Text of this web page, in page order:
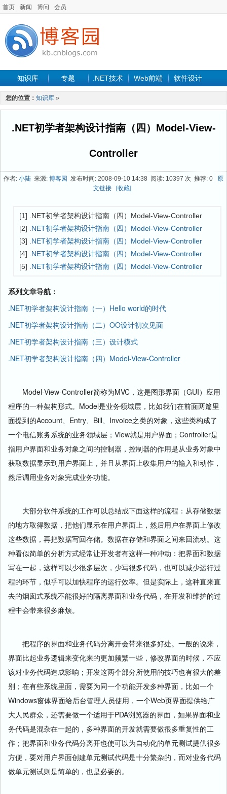
首页 新闻 博问 会员
知识库 专题 .NET技术 Web前端 软件设计
手机开发
最新文章
您的位置： 知识库 »
.NET初学者架构设计指南（四）Model-View-
Controller
作者: 小陆 来源: 博客园 发布时间: 2008-09-10 14:38 阅读: 10397 次 推荐: 0 原
文链接
[收藏]
[1] .NET初学者架构设计指南（四）Model-View-Controller
[2]
.NET初学者架构设计指南（四）Model-View-Controller
[3]
.NET初学者架构设计指南（四）Model-View-Controller
[4]
.NET初学者架构设计指南（四）Model-View-Controller
[5]
.NET初学者架构设计指南（四）Model-View-Controller
系列文章导航：
.NET初学者架构设计指南（一）Hello world的时代
.NET初学者架构设计指南（二）OO设计初次见面
.NET初学者架构设计指南（三）设计模式
.NET初学者架构设计指南（四）Model-View-Controller
Model-View-Controller简称为MVC，这是图形界面（GUI）应用
程序的一种架构形式。Model是业务领域层，比如我们在前面两篇里
面提到的Account、Entry、Bill、Invoice之类的对象，这些类构成了
一个电信账务系统的业务领域层；View就是用户界面；Controller是
指用户界面和业务对象之间的控制器，控制器的作用是从业务对象中
获取数据显示到用户界面上，并且从界面上收集用户的输入和动作，
然后调用业务对象完成业务功能。
大部分软件系统的工作可以总结成下面这样的流程：从存储数据
的地方取得数据，把他们显示在用户界面上，然后用户在界面上修改
这些数据，再把数据写回存储。数据在存储和界面之间来回流动。这
种看似简单的分析方式经常让开发者有这样一种冲动：把界面和数据
写在一起，这样可以少很多层次，少写很多代码，也可以减少运行过
程的环节，似乎可以加快程序的运行效率。但是实际上，这种直来直
去的烟囱式系统不能很好的隔离界面和业务代码，在开发和维护的过
程中会带来很多麻烦。
把程序的界面和业务代码分离开会带来很多好处。一般的说来，
界面比起业务逻辑来变化来的更加频繁一些，修改界面的时候，不应
该对业务代码造成影响；开发这两个部分所使用的技巧也有很大的差
别；在有些系统里面，需要为同一个功能开发多种界面，比如一个
Windows窗体界面给后台管理人员使用，一个Web页界面提供给广
大人民群众，还需要做一个适用于PDA浏览器的界面，如果界面和业
务代码是混杂在一起的，多种界面的开发就需要做很多重复性的工
作；把界面和业务代码分离开也使可以为自动化的单元测试提供很多
方便，要对用户界面创建单元测试代码是十分繁杂的，而对业务代码
做单元测试则是简单的，也是必要的。